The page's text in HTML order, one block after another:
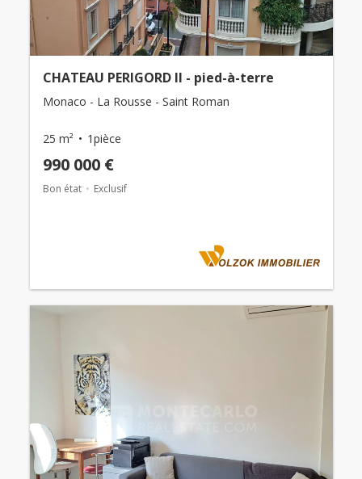
CHATEAU PERIGORD II - pied-à-terre
Monaco - La Rousse - Saint Roman
25 m² 1pièce
990 000 €
Bon état Exclusif